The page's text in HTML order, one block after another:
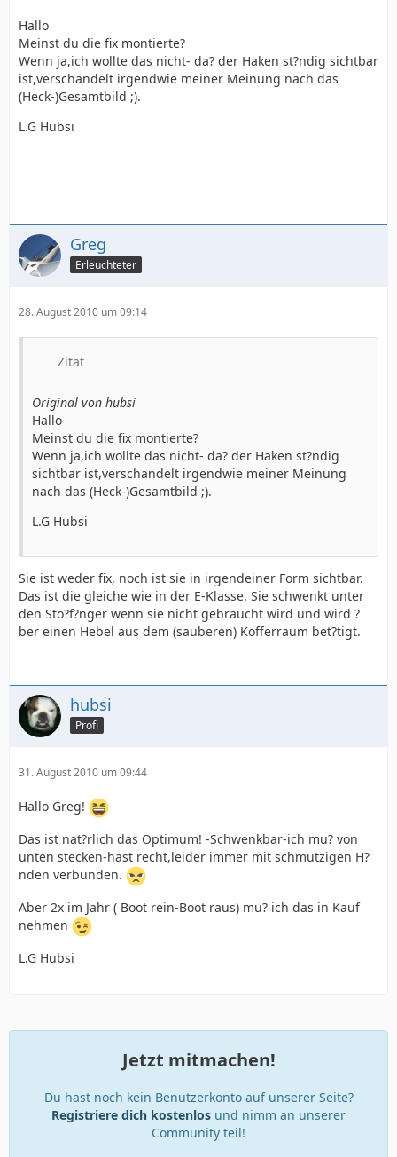
Hallo
Meinst du die fix montierte?
Wenn ja,ich wollte das nicht- da? der Haken st?ndig sichtbar
ist,verschandelt irgendwie meiner Meinung nach das
(Heck-)Gesamtbild ;).
L.G Hubsi
Greg
Erleuchteter
28. August 2010 um 09:14
Zitat
Original von hubsi
Hallo
Meinst du die fix montierte?
Wenn ja,ich wollte das nicht- da? der Haken st?ndig
sichtbar ist,verschandelt irgendwie meiner Meinung
nach das (Heck-)Gesamtbild ;).
L.G Hubsi
Sie ist weder fix, noch ist sie in irgendeiner Form sichtbar.
Das ist die gleiche wie in der E-Klasse. Sie schwenkt unter
den Sto?f?nger wenn sie nicht gebraucht wird und wird ?
ber einen Hebel aus dem (sauberen) Kofferraum bet?tigt.
hubsi
Profi
31. August 2010 um 09:44
Hallo Greg!
Das ist nat?rlich das Optimum! -Schwenkbar-ich mu? von
unten stecken-hast recht,leider immer mit schmutzigen H?
nden verbunden.
Aber 2x im Jahr ( Boot rein-Boot raus) mu? ich das in Kauf
nehmen
L.G Hubsi
Jetzt mitmachen!
Du hast noch kein Benutzerkonto auf unserer Seite?
Registriere dich kostenlos und nimm an unserer
Community teil!